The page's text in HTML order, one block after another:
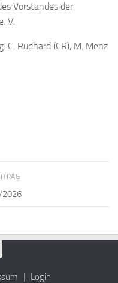
Vorstandes der
V.
Rudhard (CR), M. Menz
2026
| Login